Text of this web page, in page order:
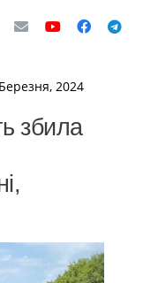
2024
збила